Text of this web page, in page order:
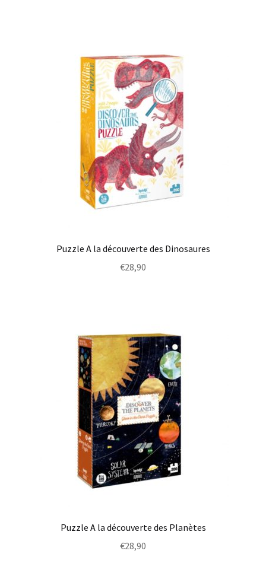
Puzzle A la découverte des Dinosaures
€28,90
Puzzle A la découverte des Planètes
€28,90